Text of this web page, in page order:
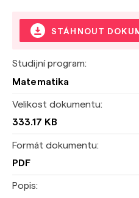
STÁHNOUT
Studijní program:
Matematika
Velikost dokumentu:
333.17 KB
Formát dokumentu:
PDF
Popis: